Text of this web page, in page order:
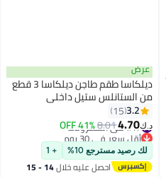
عرض
ديلكاسا طقم طاجن ديلكاسا 3 قطع
من الستانلس ستيل داخلي
1350+2250+2950 مل مع قفل
ملتوي
3.2
15
د.ك‏4.70
8.01
41% OFF #17 في الكسرولات
أقل سعر في 30 يوم
#17 في الكسرولات
لك رصيد مسترجع 10% + 1
احصل عليه خلال 14 - 15